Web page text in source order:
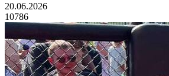
20.06.2026
10786